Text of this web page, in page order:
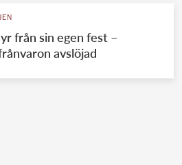
från sin egen fest –
avslöjad